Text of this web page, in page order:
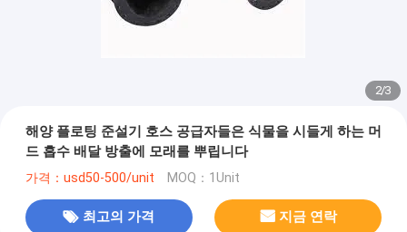
2/3
해양 플로팅 준설기 호스 공급자들은 식물을 시들게 하는 머
드 흡수 배달 방출에 모래를 뿌립니다
가격：usd50-500/unit MOQ：1Unit
최고의 가격 지금 연락